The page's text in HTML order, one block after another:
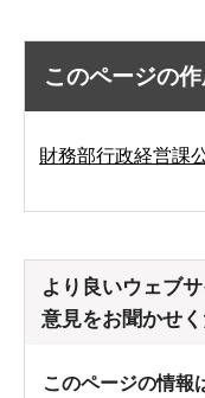
このページの
財務部行政経営課
より良いウェブ
意見をお聞かせ
このページの情報